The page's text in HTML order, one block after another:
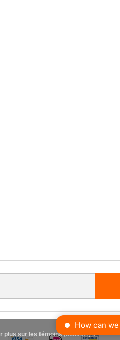
plus sur les témoins (cookies) »